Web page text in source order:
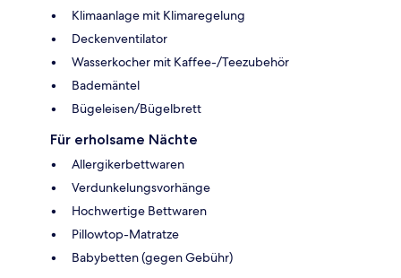
Klimaanlage mit Klimaregelung
Deckenventilator
Wasserkocher mit Kaffee-/Teezubehör
Bademäntel
Bügeleisen/Bügelbrett
Für erholsame Nächte
Allergikerbettwaren
Verdunkelungsvorhänge
Hochwertige Bettwaren
Pillowtop-Matratze
Babybetten (gegen Gebühr)